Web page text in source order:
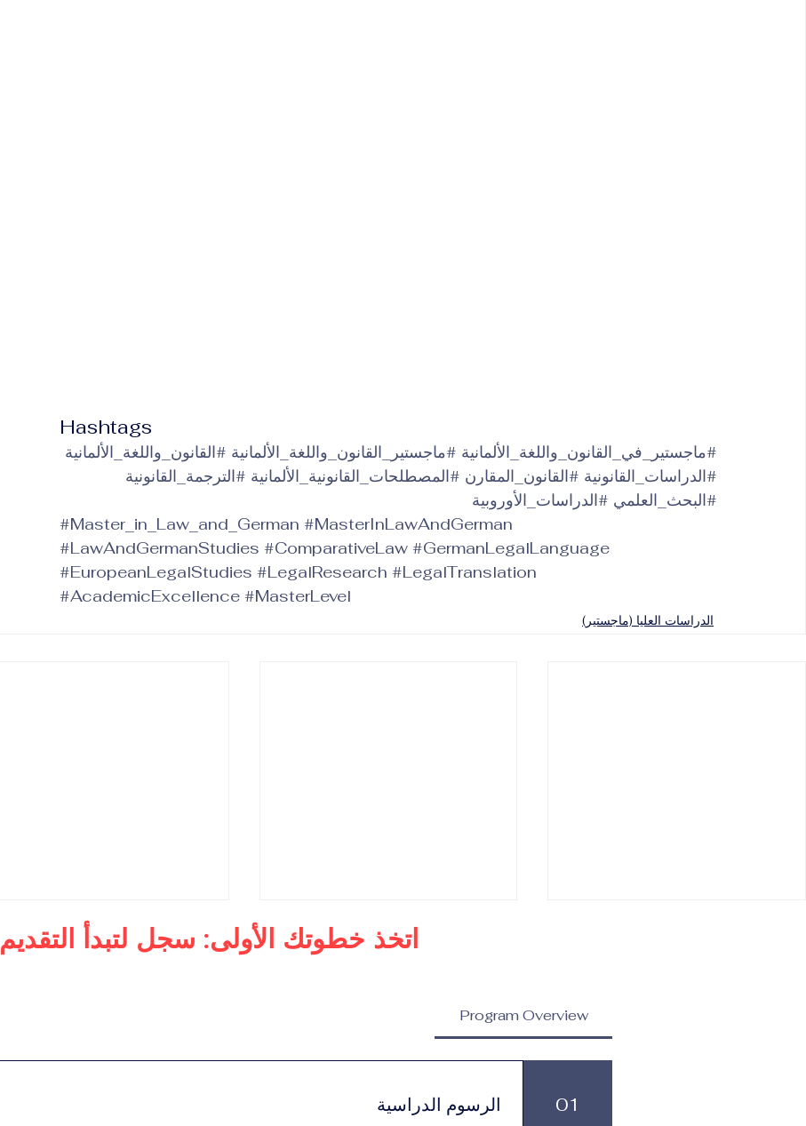
Hashtags
#ماجستير_في_القانون_واللغة_الألمانية #ماجستير_القانون_واللغة_الألمانية #القانون_واللغة_الألمانية
#الدراسات_القانونية #القانون_المقارن #المصطلحات_القانونية_الألمانية #الترجمة_القانونية
#البحث_العلمي #الدراسات_الأوروبية
#Master_in_Law_and_German #MasterInLawAndGerman
#LawAndGermanStudies #ComparativeLaw #GermanLegalLanguage
#EuropeanLegalStudies #LegalResearch #LegalTranslation
#AcademicExcellence #MasterLevel
الدراسات العليا (ماجستير)
والاستراتيجيات الفاخرة العالمية
اتخذ خطوتك الأولى: سجل لتبدأ التقديم
Program Overview
01 الرسوم الدراسية